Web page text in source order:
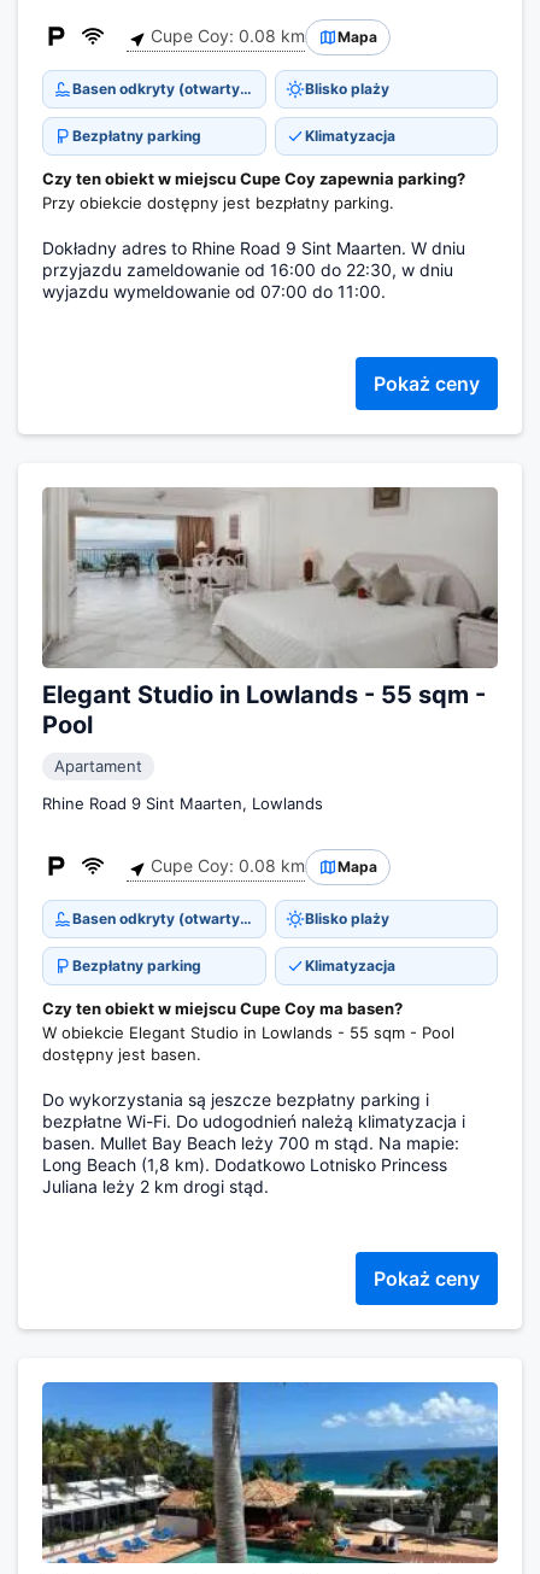
Cupe Coy: 0.08 km Mapa
Basen odkryty (otwarty cały rok) Blisko plaży
Bezpłatny parking Klimatyzacja
Czy ten obiekt w miejscu Cupe Coy zapewnia parking?
Przy obiekcie dostępny jest bezpłatny parking.
Dokładny adres to Rhine Road 9 Sint Maarten. W dniu
przyjazdu zameldowanie od 16:00 do 22:30, w dniu
wyjazdu wymeldowanie od 07:00 do 11:00.
Pokaż ceny
Elegant Studio in Lowlands - 55 sqm -
Pool
Apartament
Rhine Road 9 Sint Maarten, Lowlands
Cupe Coy: 0.08 km Mapa
Basen odkryty (otwarty cały rok) Blisko plaży
Bezpłatny parking Klimatyzacja
Czy ten obiekt w miejscu Cupe Coy ma basen?
W obiekcie Elegant Studio in Lowlands - 55 sqm - Pool
dostępny jest basen.
Do wykorzystania są jeszcze bezpłatny parking i
bezpłatne Wi-Fi. Do udogodnień należą klimatyzacja i
basen. Mullet Bay Beach leży 700 m stąd. Na mapie:
Long Beach (1,8 km). Dodatkowo Lotnisko Princess
Juliana leży 2 km drogi stąd.
Pokaż ceny